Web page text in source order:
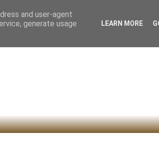
and user-agent
generate usage
LEARN MORE